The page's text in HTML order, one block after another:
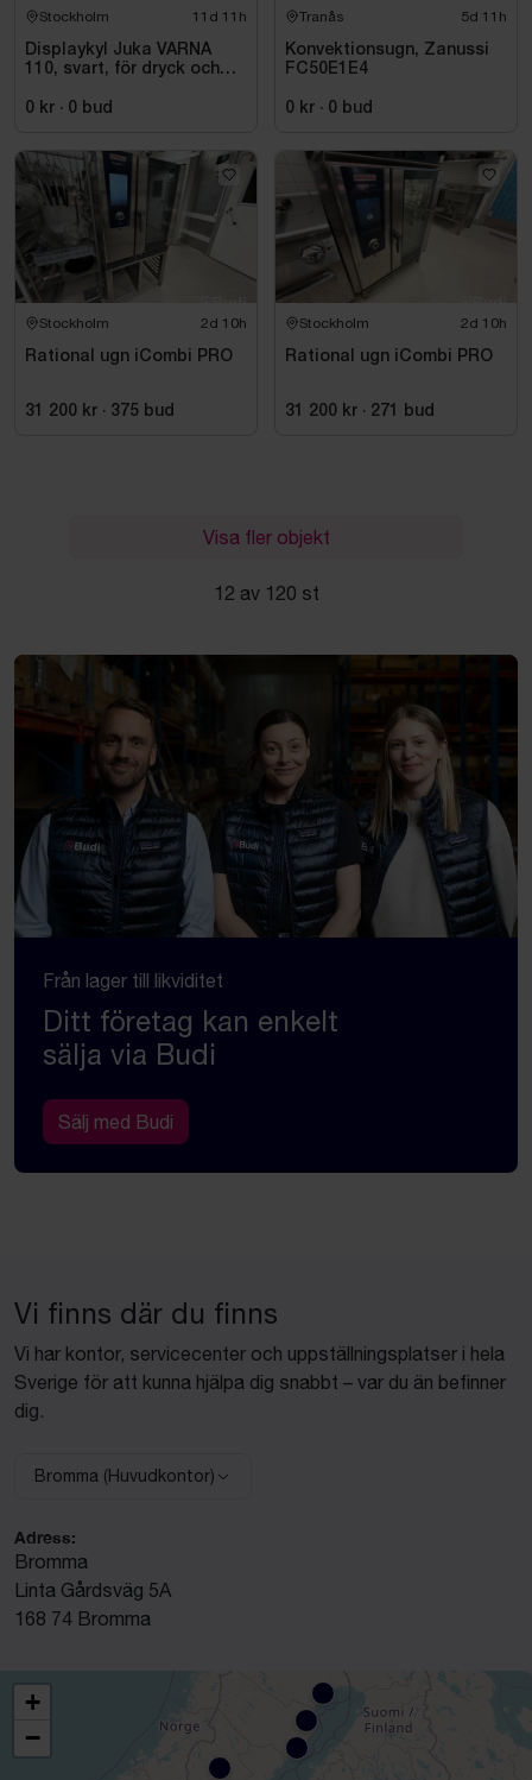
Stockholm 11d 11h
Displaykyl Juka VARNA
110, svart, för dryck och
0 kr · 0 bud
Tranås 5d 11h
Konvektionsugn, Zanussi
FC50E1E4
0 kr · 0 bud
Stockholm 2d 10h
Rational ugn iCombi PRO
31 200 kr · 375 bud
Stockholm 2d 10h
Rational ugn iCombi PRO
31 200 kr · 271 bud
Visa fler objekt
12 av 120 st
Från lager till likviditet
Ditt företag kan enkelt
sälja via Budi
Sälj med Budi
Vi finns där du finns
Vi har kontor, servicecenter och uppställningsplatser i hela
Sverige för att kunna hjälpa dig snabbt – var du än befinner
dig.
Välj anläggning:
Bromma (Huvudkontor)
Adress:
Bromma
Linta Gårdsväg 5A
168 74 Bromma
+
−